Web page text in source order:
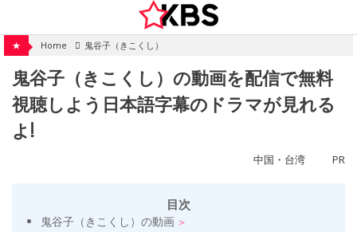
content
★ Home 鬼谷子（きこくし）
鬼谷子（きこくし）の動画を配信で無料
視聴しよう日本語字幕のドラマが見れる
よ!
中国・台湾 PR
目次
鬼谷子（きこくし）の動画